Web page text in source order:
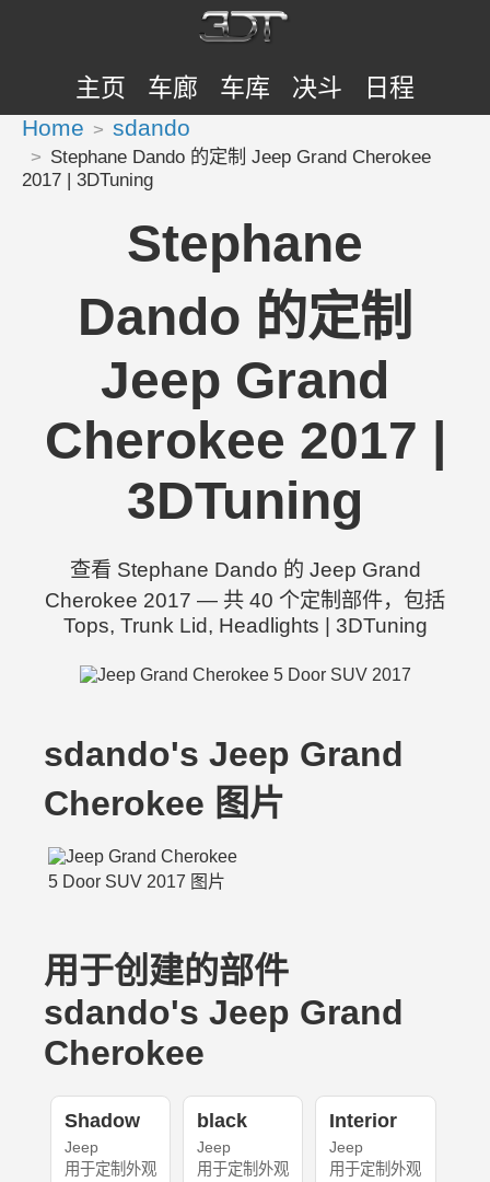
主页 车廊 车库 决斗 日程
Home sdando
Stephane Dando 的定制 Jeep Grand Cherokee
2017 | 3DTuning
Stephane
Dando 的定制
Jeep Grand
Cherokee 2017 |
3DTuning
查看 Stephane Dando 的 Jeep Grand
Cherokee 2017 — 共 40 个定制部件，包括
Tops, Trunk Lid, Headlights | 3DTuning
sdando's Jeep Grand
Cherokee 图片
用于创建的部件
sdando's Jeep Grand
Cherokee
Shadow
Jeep
用于定制外观
black
Jeep
用于定制外观
Interior
Jeep
用于定制外观